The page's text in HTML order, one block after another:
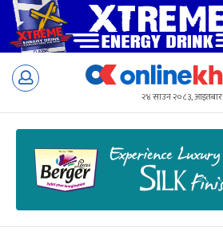
Skip
२४ साउन २०८३, आइतबार